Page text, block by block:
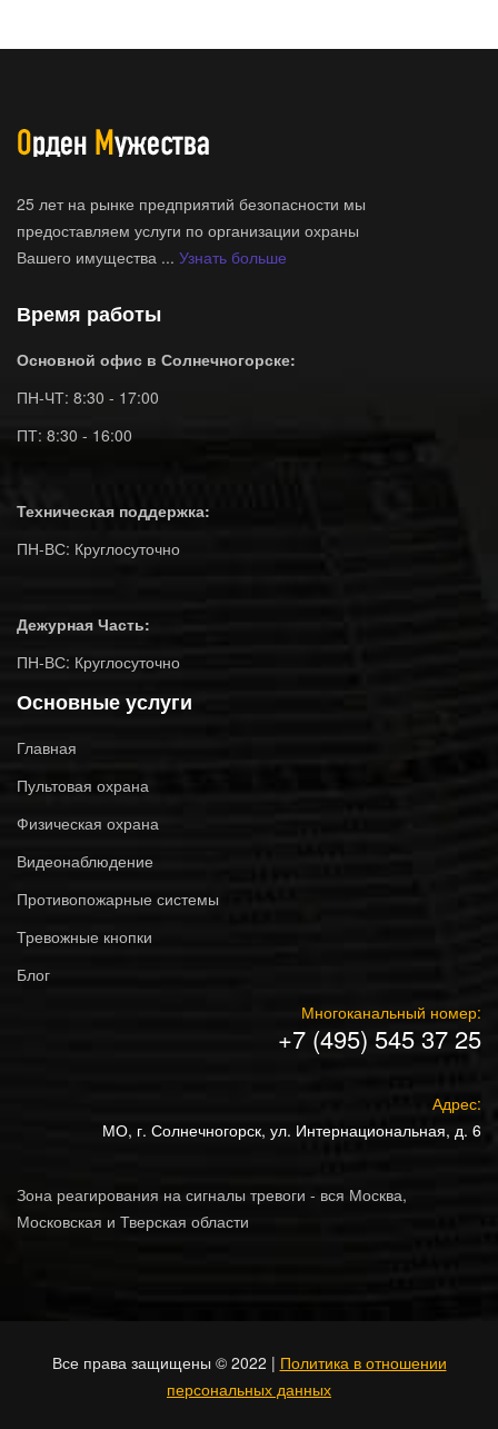
25 лет на рынке предприятий безопасности мы
предоставляем услуги по организации охраны
Вашего имущества ... Узнать больше
Время работы
Основной офис в Солнечногорске:
ПН-ЧТ: 8:30 - 17:00
ПТ: 8:30 - 16:00
Техническая поддержка:
ПН-ВС: Круглосуточно
Дежурная Часть:
ПН-ВС: Круглосуточно
Основные услуги
Главная
Пультовая охрана
Физическая охрана
Видеонаблюдение
Противопожарные системы
Тревожные кнопки
Блог
Многоканальный номер:
+7 (495) 545 37 25
Адрес:
МО, г. Солнечногорск, ул. Интернациональная, д. 6
Зона реагирования на сигналы тревоги - вся Москва,
Московская и Тверская области
Все права защищены © 2022 | Политика в отношении
персональных данных